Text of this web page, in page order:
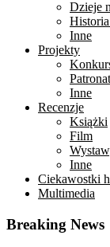
Dzieje
Inne
Projekty
Inne
Recenzje
Książki
Film
Inne
Ciekawostki
Multimedia
Breaking News